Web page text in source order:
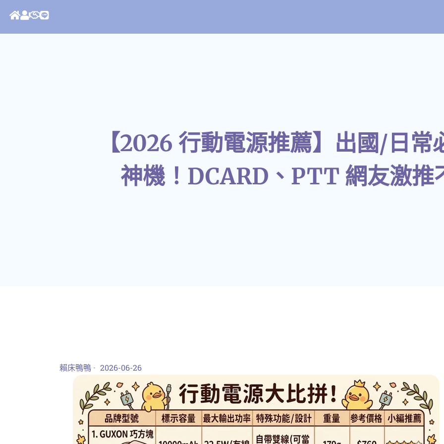
【2026 行動電源推薦】出國/日常
神機！DCARD、PTT 網友激推
賴床鴨鴨 2026-06-26